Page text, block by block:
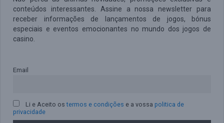
conteúdos interessantes. Assine a nossa newsletter para
receber informações de lançamentos de jogos, bónus
especiais e eventos emocionantes no mundo dos jogos de
casino.
Email
Li e Aceito ostermos e condições e a vossa politica de
privacidade